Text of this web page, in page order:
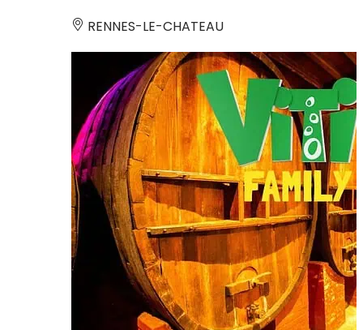
RENNES-LE-CHATEAU